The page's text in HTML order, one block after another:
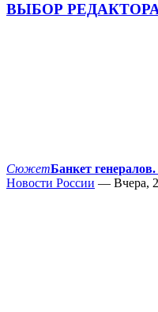
ВЫБОР
СюжетБанкет
Новости России — Вчера,